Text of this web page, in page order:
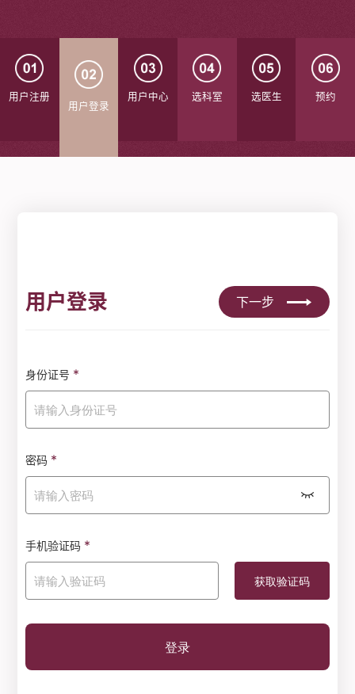
用户注册
用户登录
用户中心 选科室 选医生 预约
用户登录 下一步
身份证号 *
密码 *
手机验证码 *
登录